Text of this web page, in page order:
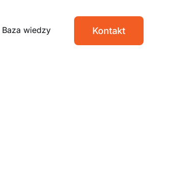
Baza wiedzy Kontakt